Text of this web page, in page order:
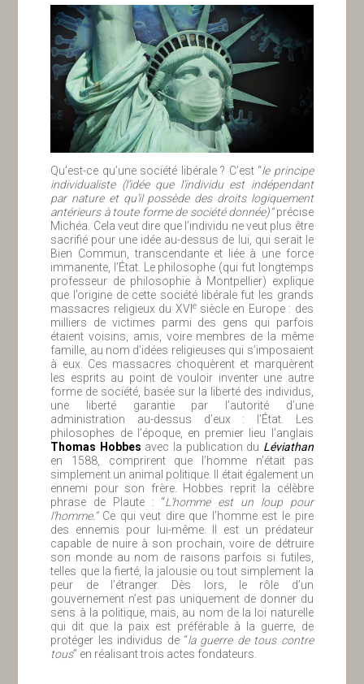
Qu’est-ce qu’une société libérale ? C’est “le principe
individualiste (l’idée que l’individu est indépendant
par nature et qu’il possède des droits logiquement
antérieurs à toute forme de société donnée)”précise
Michéa. Cela veut dire que l’individu ne veut plus être
sacrifié pour une idée au-dessus de lui, qui serait le
Bien Commun, transcendante et liée à une force
immanente, l’État. Le philosophe (qui fut longtemps
professeur de philosophie à Montpellier) explique
que l’origine de cette société libérale fut les grands
massacres religieux du XVI esiècle en Europe : des
milliers de victimes parmi des gens qui parfois
étaient voisins, amis, voire membres de la même
famille, au nom d’idées religieuses qui s’imposaient
à eux. Ces massacres choquèrent et marquèrent
les esprits au point de vouloir inventer une autre
forme de société, basée sur la liberté des individus,
une liberté garantie par l’autorité d’une
administration au-dessus d’eux : l’État. Les
philosophes de l’époque, en premier lieu l’anglais
Thomas Hobbes avec la publication du Léviathan
en 1588, comprirent que l’homme n’était pas
simplement un animal politique. Il était également un
ennemi pour son frère. Hobbes reprit la célèbre
phrase de Plaute : “L’homme est un loup pour
l’homme.”Ce qui veut dire que l’homme est le pire
des ennemis pour lui-même. Il est un prédateur
capable de nuire à son prochain, voire de détruire
son monde au nom de raisons parfois si futiles,
telles que la fierté, la jalousie ou tout simplement la
peur de l’étranger. Dès lors, le rôle d’un
gouvernement n’est pas uniquement de donner du
sens à la politique, mais, au nom de la loi naturelle
qui dit que la paix est préférable à la guerre, de
protéger les individus de “la guerre de tous contre
tous” en réalisant trois actes fondateurs.